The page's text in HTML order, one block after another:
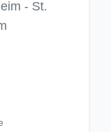
- St.